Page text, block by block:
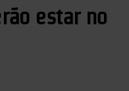
estar no